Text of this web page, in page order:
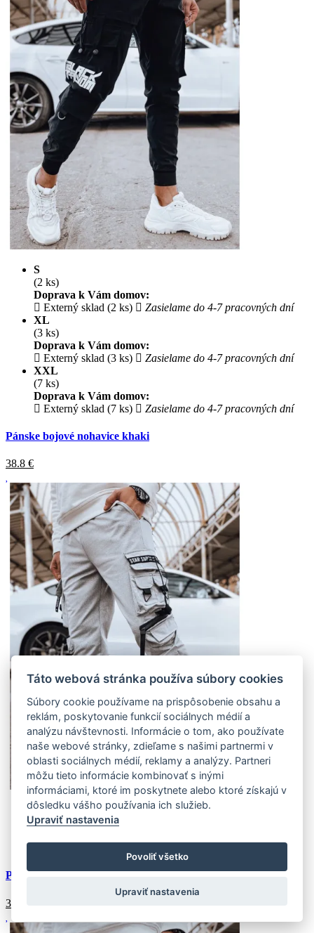
S
(2 ks)
Doprava k Vám domov:
Externý sklad (2 ks)
Zasielame do 4-7 pracovných dní
XL
(3 ks)
Doprava k Vám domov:
Externý sklad (3 ks)
Zasielame do 4-7 pracovných dní
XXL
(7 ks)
Doprava k Vám domov:
Externý sklad (7 ks)
Zasielame do 4-7 pracovných dní
Pánske bojové nohavice khaki
38.8 €
XXL
(6 ks)
Zasielame do 4-7 pracovných dní
Pánske bojové nohavice sivé
38.8
Táto webová stránka používa súbory cookies
Súbory cookie používame na prispôsobenie obsahu a
reklám, poskytovanie funkcií sociálnych médií a
analýzu návštevnosti. Informácie o tom, ako používate
naše webové stránky, zdieľame s našimi partnermi v
oblasti sociálnych médií, reklamy a analýzy. Partneri
môžu tieto informácie kombinovať s inými
informáciami, ktoré im poskytnete alebo ktoré získajú v
dôsledku vášho používania ich služieb.
Upraviť nastavenia
Povoliť všetko
Upraviť nastavenia